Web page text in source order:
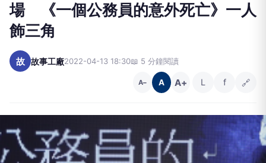
場 《一個公務員的意外死亡》一人
飾三角
故 故事工廠2022-04-13 18:30📖 5 分鐘閱讀
A− A A+ L f 🔗